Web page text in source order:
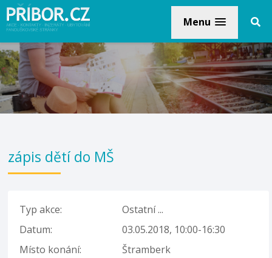
Menu
zápis dětí do MŠ
Typ akce:
Ostatní ...
Datum:
03.05.2018, 10:00-16:30
Místo konání:
Štramberk